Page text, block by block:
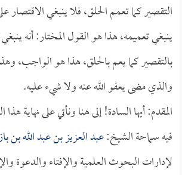
التقصير كما تعمم الحلق، فلا ينبغي
ينبغي تعميمه، هذا هو القول المختار: أنه
بالتقصير كما يعم بالحلق، هذا هو الواجب،
والذي مضى يعفو الله عنه ولا شيء عليه.
المقدم: أيها السادة! إلى هنا ونأتي على نهاية
فيه سماحة الشيخ:عبد العزيز بن عبد الله بن
لإدارات البحوث العلمية والإفتاء والدعوة